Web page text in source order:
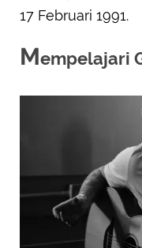
17 Februari 1991.
Mempelajari